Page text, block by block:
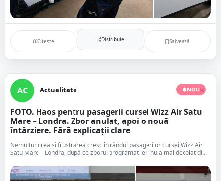
Citește Distribuie Salvează
NOU
AC Actualitate
FOTO. Haos pentru pasagerii cursei Wizz Air Satu
Mare – Londra. Zbor anulat, apoi o nouă
întârziere. Fără explicații clare
Nemulțumirea și frustrarea cresc în rândul pasagerilor cursei Wizz Air
Satu Mare – Londra, după ce zborul programat ieri nu a mai decolat di...